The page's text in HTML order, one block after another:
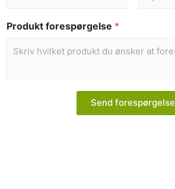
Produkt forespørgelse *
Send forespørgelse